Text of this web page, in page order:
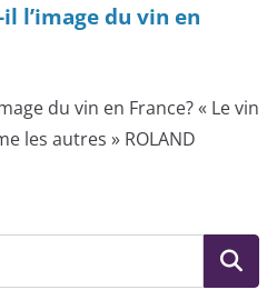
l’image du vin en
du vin en France? « Le vin
les autres » ROLAND